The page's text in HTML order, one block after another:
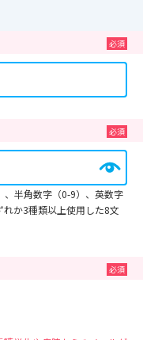
、半角数字（0-9）、英数字
か3種類以上使用した8文